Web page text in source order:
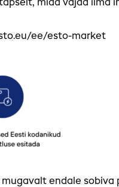
mida vajad ilma
ee/esto-market
endale sobiva